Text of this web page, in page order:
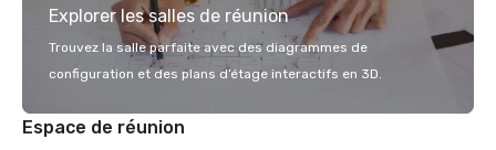
Explorer les salles de réunion
Trouvez la salle parfaite avec des diagrammes de
configuration et des plans d’étage interactifs en 3D.
Espace de réunion